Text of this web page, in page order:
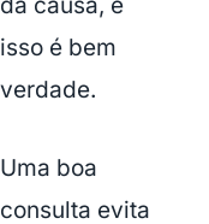
da causa, e
isso é bem
verdade.
Uma boa
consulta evita